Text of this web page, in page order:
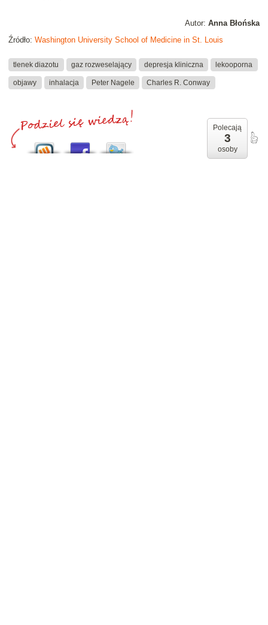
Autor: Anna Błońska
Źródło: Washington University School of Medicine in St. Louis
tlenek diazotu gaz rozweselający depresja kliniczna lekooporna
objawy inhalacja Peter Nagele Charles R. Conway
Polecają
3
osoby